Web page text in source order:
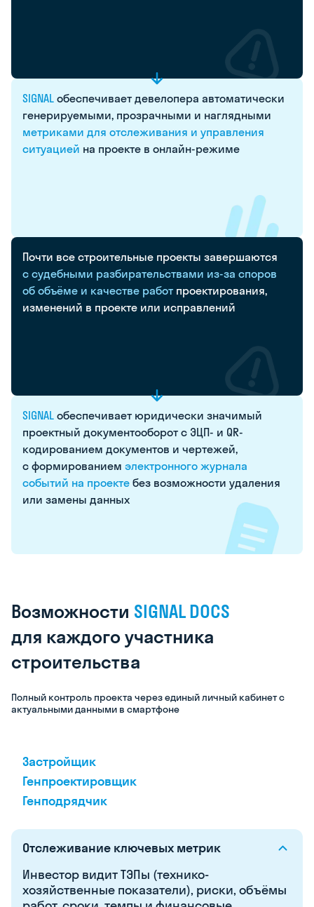
SIGNAL обеспечивает девелопера автоматически
генерируемыми, прозрачными и наглядными
метриками для отслеживания и управления
ситуацией на проекте в онлайн-режиме
Почти все строительные проекты завершаются
с судебными разбирательствами из-за споров
об объёме и качестве работ проектирования,
изменений в проекте или исправлений
SIGNAL обеспечивает юридически значимый
проектный документооборот c ЭЦП- и QR-
кодированием документов и чертежей,
с формированием электронного журнала
событий на проекте без возможности удаления
или замены данных
Возможности SIGNALDOCS
для каждогоучастника
строительства
Полный контроль проекта через единый личный кабинет с
актуальными данными в смартфоне
Застройщик
Генпроектировщик
Генподрядчик
Отслеживание ключевых метрик
Инвестор видит ТЭПы (технико-
хозяйственные показатели), риски, объёмы